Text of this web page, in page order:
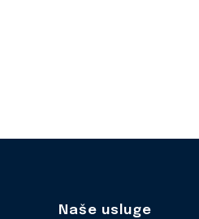
Naše usluge